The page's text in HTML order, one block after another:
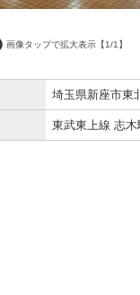
画像タップで拡大表示【1/1】
埼玉県新座市東
東武東上線 志木